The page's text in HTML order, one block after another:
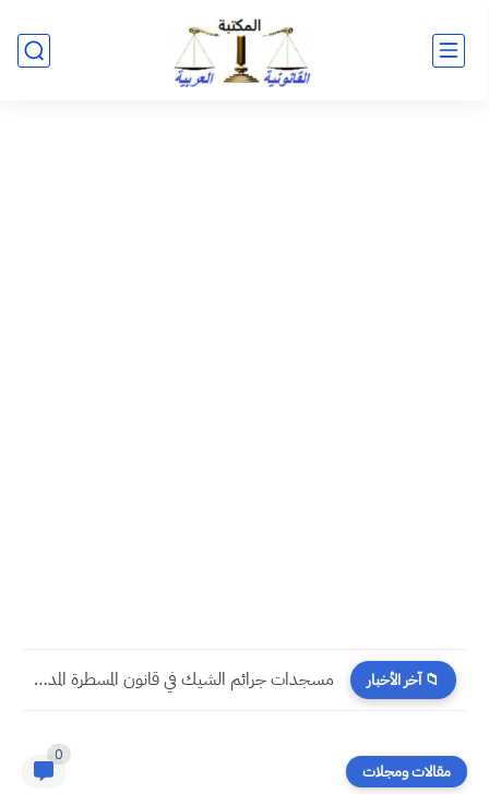
📁 آخر الأخبار مسجدات جرائم الشيك في قانون المسطرة المدنية الجديد
مقالات ومجلات
0